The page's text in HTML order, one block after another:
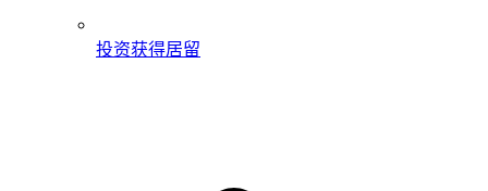
投资获得居留